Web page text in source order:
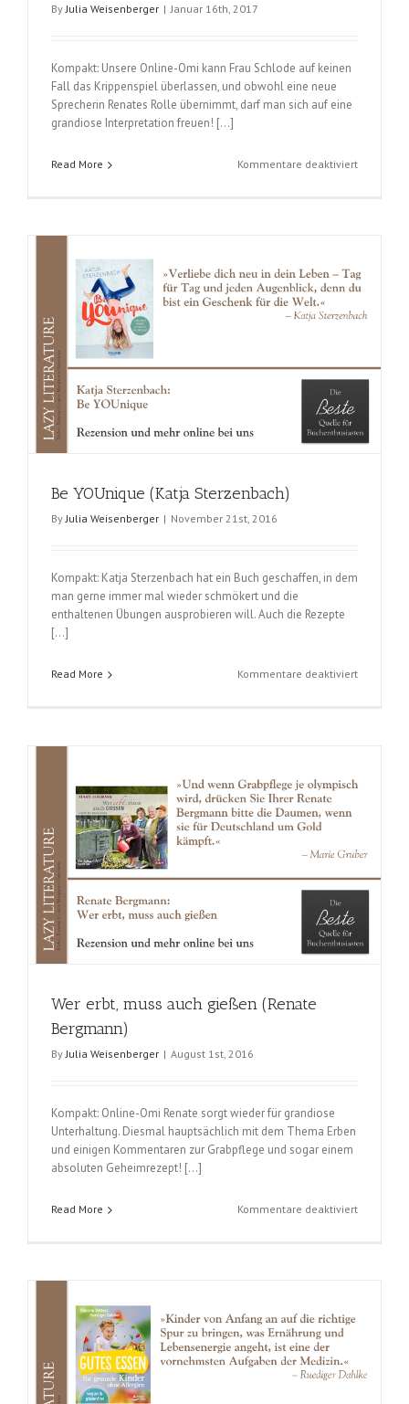
By Julia Weisenberger | Januar 16th, 2017
Kompakt: Unsere Online-Omi kann Frau Schlode auf keinen
Fall das Krippenspiel überlassen, und obwohl eine neue
Sprecherin Renates Rolle übernimmt, darf man sich auf eine
grandiose Interpretation freuen! […]
Read More Kommentare deaktiviertfür
(Renate
Be YOUnique (Katja Sterzenbach)
By Julia Weisenberger | November 21st, 2016
Kompakt: Katja Sterzenbach hat ein Buch geschaffen, in dem
man gerne immer mal wieder schmökert und die
enthaltenen Übungen ausprobieren will. Auch die Rezepte
[…]
Read More Kommentare deaktiviertfür
Wer erbt, muss auch gießen (Renate
Bergmann)
By Julia Weisenberger | August 1st, 2016
Kompakt: Online-Omi Renate sorgt wieder für grandiose
Unterhaltung. Diesmal hauptsächlich mit dem Thema Erben
und einigen Kommentaren zur Grabpflege und sogar einem
absoluten Geheimrezept! […]
Read More Kommentare deaktiviertfür